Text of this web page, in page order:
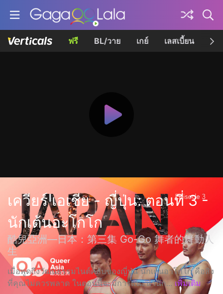
ฟรี BL/วาย เกย์ เลสเบี้ยน เค
เควียร์ เอเชีย - ญี่ปุ่น: ตอนที่ 3 -
นักเต้นอะโกโก
酷兒亞洲—日本：第三集 Go-Go 舞者的舞動人
生
เมื่อพูดถึงวัฒนธรรมไนต์คลับของญี่ปุ่น นักเต้นอาโกโก้ คือสิ่ง
ที่คุณไม่ควรพลาด ในตอนนี้จะมีการแนะนำนัก... เพิ่มเติม